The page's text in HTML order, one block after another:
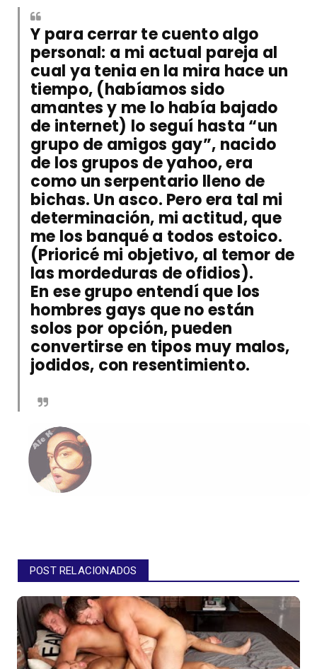
Y para cerrar te cuento algo
personal: a mi actual pareja al
cual ya tenia en la mira hace un
tiempo, (habíamos sido
amantes y me lo había bajado
de internet) lo seguí hasta “un
grupo de amigos gay”, nacido
de los grupos de yahoo, era
como un serpentario lleno de
bichas. Un asco. Pero era tal mi
determinación, mi actitud, que
me los banqué a todos estoico.
(Prioricé mi objetivo, al temor de
las mordeduras de ofidios).
En ese grupo entendí que los
hombres gays que no están
solos por opción, pueden
convertirse en tipos muy malos,
jodidos, con resentimiento.
POST RELACIONADOS